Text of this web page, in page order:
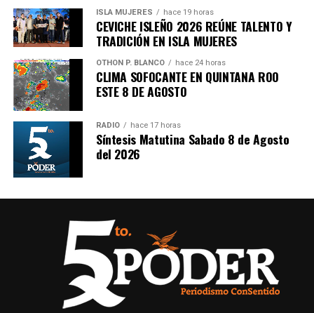
ISLA MUJERES hace 19 horas
CEVICHE ISLEÑO 2026 REÚNE TALENTO Y
TRADICIÓN EN ISLA MUJERES
OTHON P. BLANCO hace 24 horas
CLIMA SOFOCANTE EN QUINTANA ROO
ESTE 8 DE AGOSTO
RADIO hace 17 horas
Síntesis Matutina Sabado 8 de Agosto
del 2026